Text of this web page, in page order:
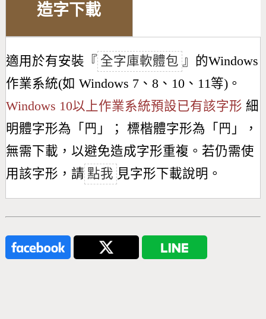
造字下載
適用於有安裝『 全字庫軟體包 』的Windows
作業系統(如 Windows 7、8、10、11等)。
Windows 10以上作業系統預設已有該字形 細
明體字形為「 䍏 」； 標楷體字形為「 䍏 」，
無需下載，以避免造成字形重複。若仍需使
用該字形，請 點我 見字形下載說明。